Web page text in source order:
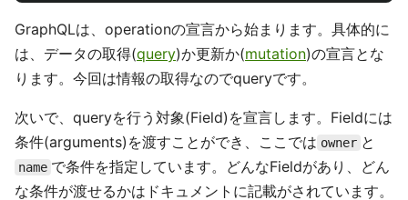
GraphQLは、operationの宣言から始まります。具体的に
は、データの取得(query)か更新か(mutation)の宣言とな
ります。今回は情報の取得なのでqueryです。
次いで、queryを行う対象(Field)を宣言します。Fieldには
条件(arguments)を渡すことができ、ここでは owner と
name で条件を指定しています。どんなFieldがあり、どん
な条件が渡せるかはドキュメントに記載がされています。